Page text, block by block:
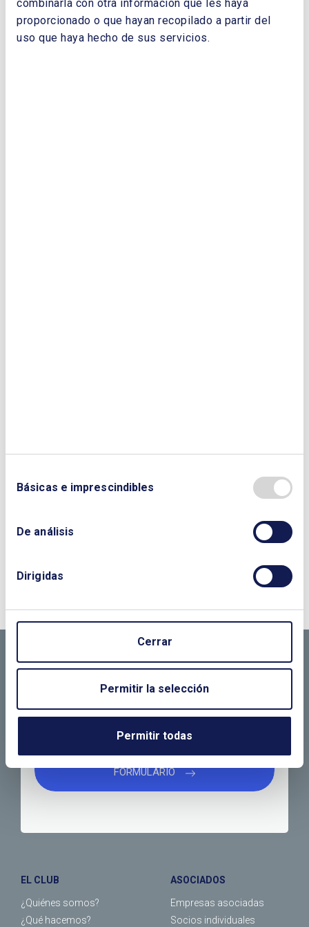
combinarla con otra información que les haya
proporcionado o que hayan recopilado a partir del
uso que haya hecho de sus servicios.
Básicas e imprescindibles
De análisis
Dirigidas
Cerrar
Permitir la selección
Permitir todas
¿QUIERES PONERTE EN CONTACTO CON
CONTÁCTANOS SI
NECESITAS MÁS
INFORMACIÓN
LLÁMANOS O RELLENA EL SIGUIENTE
FORMULARIO
EL CLUB
¿Quiénes somos?
¿Qué hacemos?
ASOCIADOS
Empresas asociadas
Socios individuales